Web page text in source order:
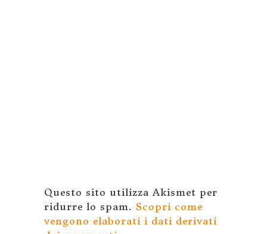
Questo sito utilizza Akismet per
ridurre lo spam. Scopri come
vengono elaborati i dati derivati